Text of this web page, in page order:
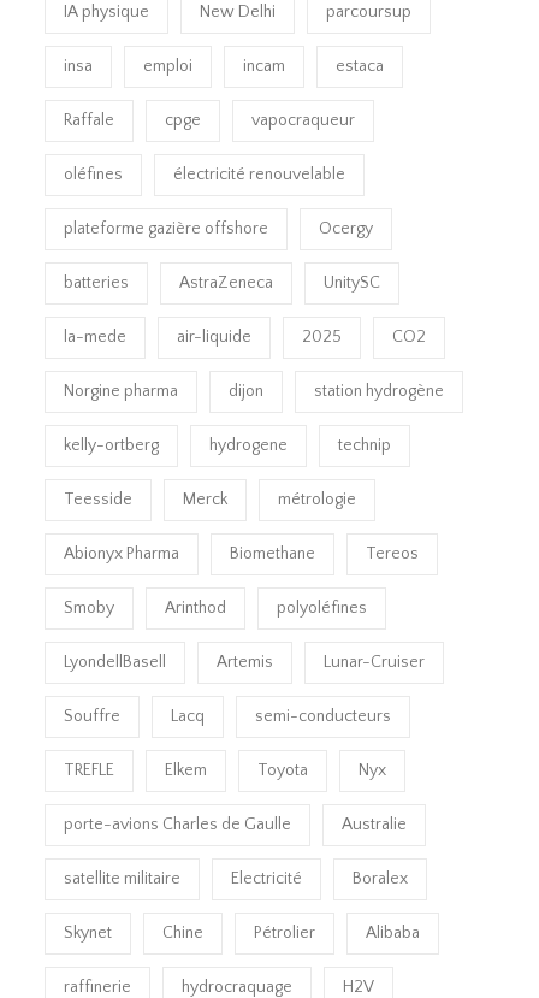
IA physique New Delhi parcoursup
insa emploi incam estaca
Raffale cpge vapocraqueur
oléfines électricité renouvelable
plateforme gazière offshore Ocergy
batteries AstraZeneca UnitySC
la-mede air-liquide 2025 CO2
Norgine pharma dijon station hydrogène
kelly-ortberg hydrogene technip
Teesside Merck métrologie
Abionyx Pharma Biomethane Tereos
Smoby Arinthod polyoléfines
LyondellBasell Artemis Lunar-Cruiser
Souffre Lacq semi-conducteurs
TREFLE Elkem Toyota Nyx
porte-avions Charles de Gaulle Australie
satellite militaire Electricité Boralex
Skynet Chine Pétrolier Alibaba
raffinerie hydrocraquage H2V